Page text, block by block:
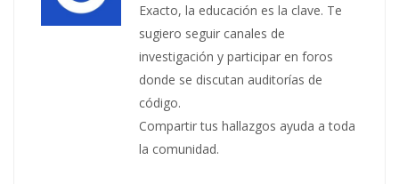
Exacto, la educación es la clave. Te
sugiero seguir canales de
investigación y participar en foros
donde se discutan auditorías de
código.
Compartir tus hallazgos ayuda a toda
la comunidad.